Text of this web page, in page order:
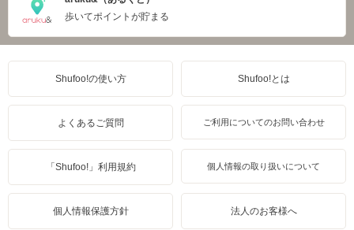
歩いてポイントが貯まる
Shufoo!の使い方 Shufoo!とは
よくあるご質問 ご利用についてのお問い合わせ
「Shufoo!」利用規約 個人情報の取り扱いについて
個人情報保護方針 法人のお客様へ